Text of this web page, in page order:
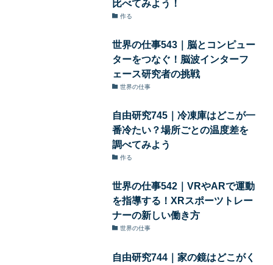
比べてみよう！
作る
世界の仕事543｜脳とコンピュー
ターをつなぐ！脳波インターフ
ェース研究者の挑戦
世界の仕事
自由研究745｜冷凍庫はどこが一
番冷たい？場所ごとの温度差を
調べてみよう
作る
世界の仕事542｜VRやARで運動
を指導する！XRスポーツトレー
ナーの新しい働き方
世界の仕事
自由研究744｜家の鏡はどこがく